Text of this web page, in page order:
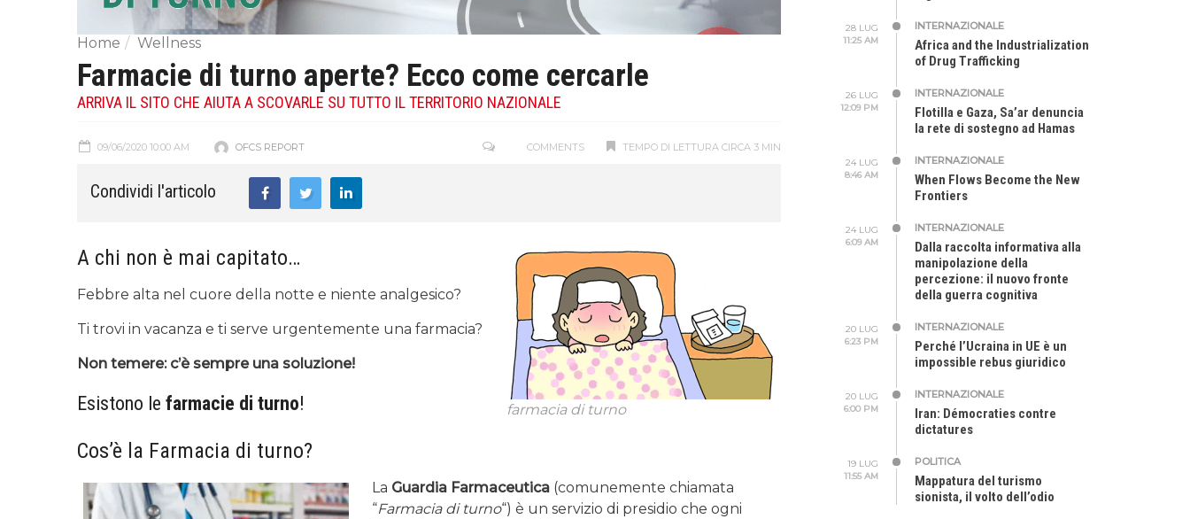
Home Wellness
Farmacie di turno aperte? Ecco come cercarle
ARRIVA IL SITO CHE AIUTA A SCOVARLE SU TUTTO IL TERRITORIO NAZIONALE
09/06/2020 10:00 AM OFCS REPORT TEMPO DI LETTURA CIRCA 3 MIN
COMMENTS
Condividi l'articolo
farmacia di turno
A chi non è mai capitato…
Febbre alta nel cuore della notte e niente analgesico?
Ti trovi in vacanza e ti serve urgentemente una farmacia?
Non temere: c’è sempre una soluzione!
Esistono le farmacie di turno!
Cos’è la Farmacia di turno?
La Guardia Farmaceutica (comunemente chiamata
“Farmacia di turno“) è un servizio di presidio che ogni
28 LUG
11:25 AM
INTERNAZIONALE
Africa and the Industrialization
of Drug Trafficking
26 LUG
12:09 PM
INTERNAZIONALE
Flotilla e Gaza, Sa’ar denuncia
la rete di sostegno ad Hamas
24 LUG
8:46 AM
INTERNAZIONALE
When Flows Become the New
Frontiers
24 LUG
6:09 AM
INTERNAZIONALE
Dalla raccolta informativa alla
manipolazione della
percezione: il nuovo fronte
della guerra cognitiva
20 LUG
6:23 PM
INTERNAZIONALE
Perché l’Ucraina in UE è un
impossible rebus giuridico
20 LUG
6:00 PM
INTERNAZIONALE
Iran: Démocraties contre
dictatures
19 LUG
11:55 AM
POLITICA
Mappatura del turismo
sionista, il volto dell’odio